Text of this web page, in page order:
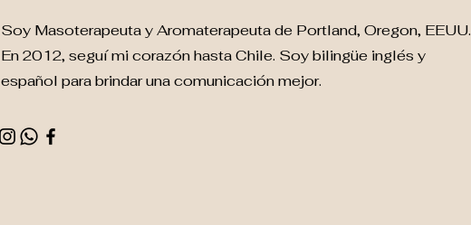
Soy Masoterapeuta y Aromaterapeuta de Portland, Oregon, EEUU.
En 2012, seguí mi corazón hasta Chile. Soy bilingüe inglés y
español para brindar una comunicación mejor.